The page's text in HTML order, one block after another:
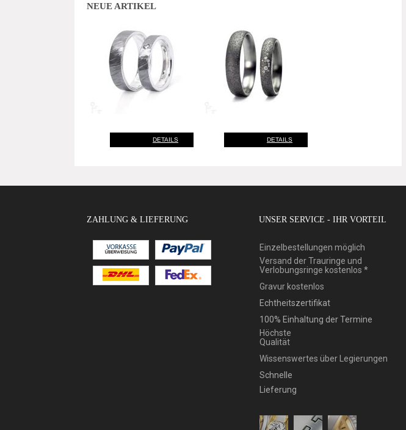
NEUE ARTIKEL
DETAILS DETAILS
ZAHLUNG & LIEFERUNG UNSER SERVICE - IHR VORTEIL
Einzelbestellungen möglich
Versand der Trauringe und
Verlobungsringe kostenlos *
Gravur kostenlos
Echtheitszertifikat
100% Einhaltung der Termine
Höchste
Qualität
Wissenswertes über Legierungen
Schnelle
Lieferung